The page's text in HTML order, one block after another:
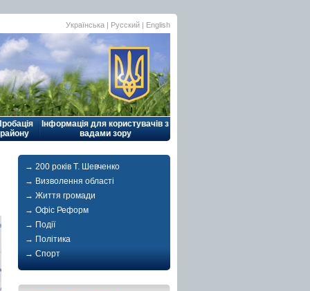
Українська | Русский | English
району
Інформація для користувачів з
вадами зору
→ 200 років Т. Шевченко
→ Визволення області
→ Життя громади
→ Офіс Реформ
→ Події
→ Політика
→ Спорт